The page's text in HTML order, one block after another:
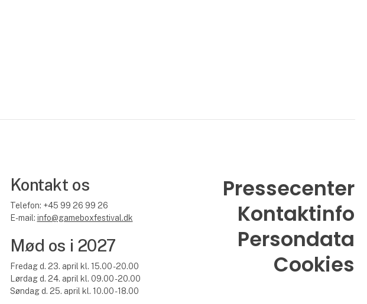
Kontakt os
Telefon: +45 99 26 99 26
E-mail: info@gameboxfestival.dk
Mød os i 2027
Fredag d. 23. april kl. 15.00 - 20.00
Lørdag d. 24. april kl. 09.00 - 20.00
Søndag d. 25. april kl. 10.00 - 18.00
Pressecenter
Kontaktinfo
Persondata
Cookies